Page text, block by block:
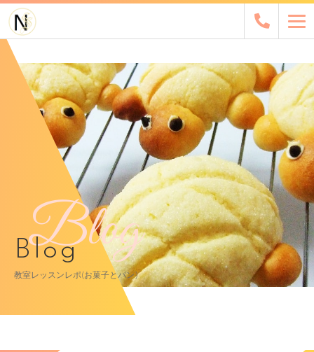
Blog
Blog
教室レッスンレポ(お菓子とパン)